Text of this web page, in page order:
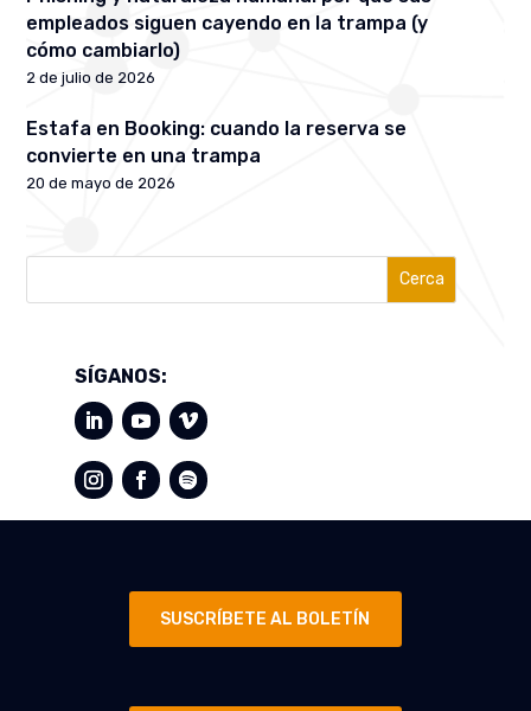
empleados siguen cayendo en la trampa (y
cómo cambiarlo)
2 de julio de 2026
Estafa en Booking: cuando la reserva se
convierte en una trampa
20 de mayo de 2026
Cerca
SÍGANOS:
SUSCRÍBETE AL BOLETÍN